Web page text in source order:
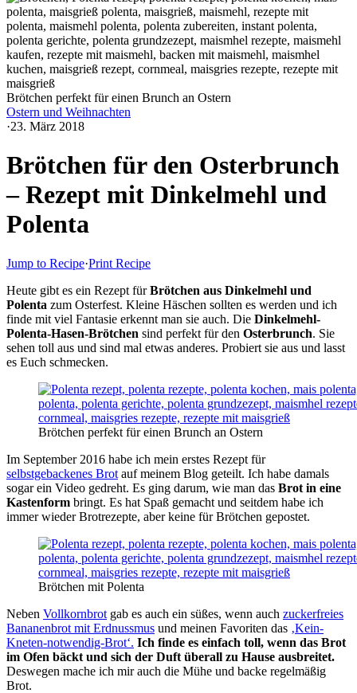
Brötchen perfekt für einen Brunch an Ostern
Ostern und Weihnachten
·23. März 2018
Brötchen für den Osterbrunch
– Rezept mit Dinkelmehl und
Polenta
Jump to Recipe·Print Recipe
Heute gibt es ein Rezept fürBrötchen aus Dinkelmehl und
Polenta zum Osterfest. Kleine Häschen sollten es werden und ich
finde mit viel Fantasie erkennt man sie auch. Die Dinkelmehl-
Polenta-Hasen-Brötchen sind perfekt für den Osterbrunch. Sie
sehen toll aus und sind mal etwas anderes. Probiert sie aus und lasst
es Euch schmecken.
Brötchen perfekt für einen Brunch an Ostern
Im September 2016 habe ich mein erstes Rezept für
selbstgebackenes Brot auf meinem Blog geteilt. Ich habe damals
sogar ein Video gedreht. Es ging darum, wie man das Brot in eine
Kastenform bringt. Es hat Spaß gemacht und seitdem habe ich
immer wieder Brotrezepte, aber keine für Brötchen gepostet.
Brötchen mit Polenta
Neben Vollkornbrot gab es auch ein süßes, wenn auch zuckerfreies
Bananenbrot mit Erdnussmus und meinen Favoriten das ‚Kein-
Kneten-notwendig-Brot‘. Ich finde es einfach toll, wenn das Brot
im Ofen bäckt und sich der Duft überall zu Hause ausbreitet.
Deswegen mache ich mir auch die Mühe und backe regelmäßig
Brot.